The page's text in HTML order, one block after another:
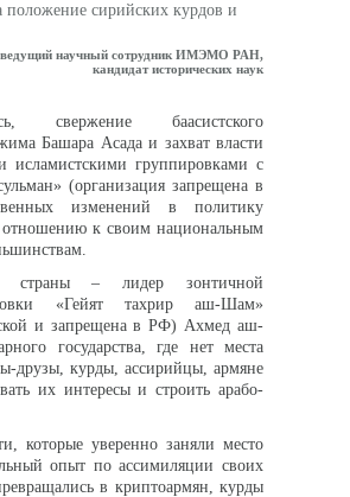
положение сирийских курдов и
ведущий научный сотрудник ИМЭМО РАН,
кандидат исторических наук
баасистского
Башара Асада и захват власти
исламистскими группировками с
(организация запрещена в
изменений в политику
отношению к своим национальным
страны – лидер зонтичной
«Гейят тахрир аш-Шам»
и запрещена в РФ) Ахмед аш-
государства, где нет места
друзы, курды, ассирийцы, армяне
их интересы и строить арабо-
которые уверенно заняли место
опыт по ассимиляции своих
в криптоармян, курды